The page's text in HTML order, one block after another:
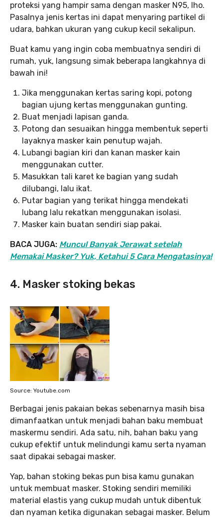
proteksi yang hampir sama dengan masker N95, lho.
Pasalnya jenis kertas ini dapat menyaring partikel di
udara, bahkan ukuran yang cukup kecil sekalipun.
Buat kamu yang ingin coba membuatnya sendiri di
rumah, yuk, langsung simak beberapa langkahnya di
bawah ini!
Jika menggunakan kertas saring kopi, potong
bagian ujung kertas menggunakan gunting.
Buat menjadi lapisan ganda.
Potong dan sesuaikan hingga membentuk seperti
layaknya masker kain penutup wajah.
Lubangi bagian kiri dan kanan masker kain
menggunakan cutter.
Masukkan tali karet ke bagian yang sudah
dilubangi, lalu ikat.
Putar bagian yang terikat hingga mendekati
lubang lalu rekatkan menggunakan isolasi.
Masker kain buatan sendiri siap pakai.
BACA JUGA: Muncul Banyak Jerawat setelah
Memakai Masker? Yuk, Ketahui 5 Cara Mengatasinya!
4. Masker stoking bekas
Source: Youtube.com
Berbagai jenis pakaian bekas sebenarnya masih bisa
dimanfaatkan untuk menjadi bahan baku membuat
maskermu sendiri. Ada satu, nih, bahan baku yang
cukup efektif untuk melindungi kamu serta nyaman
saat dipakai sebagai masker.
Yap, bahan stoking bekas pun bisa kamu gunakan
untuk membuat masker. Stoking sendiri memiliki
material elastis yang cukup mudah untuk dibentuk
dan nyaman ketika digunakan sebagai masker. Belum